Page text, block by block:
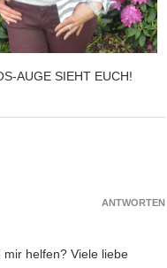
AUGE SIEHT EUCH!
helfen? Viele liebe
ANTWORTEN